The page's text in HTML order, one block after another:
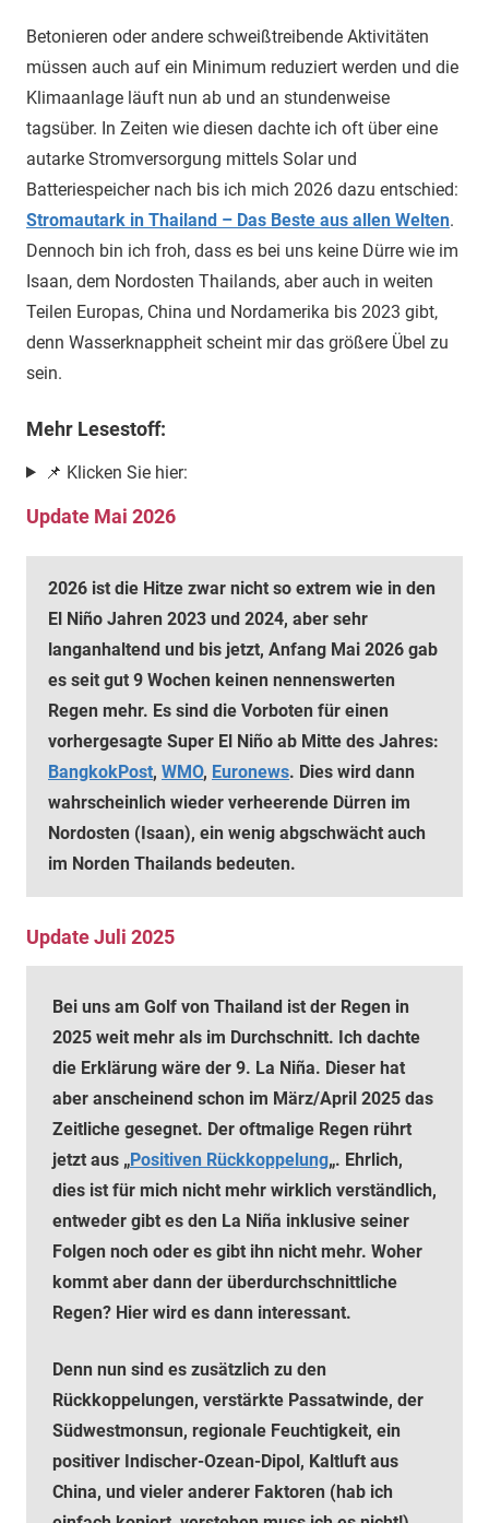
Betonieren oder andere schweißtreibende Aktivitäten
müssen auch auf ein Minimum reduziert werden und die
Klimaanlage läuft nun ab und an stundenweise
tagsüber. In Zeiten wie diesen dachte ich oft über eine
autarke Stromversorgung mittels Solar und
Batteriespeicher nach bis ich mich 2026 dazu entschied:
Stromautark in Thailand – Das Beste aus allen Welten.
Dennoch bin ich froh, dass es bei uns keine Dürre wie im
Isaan, dem Nordosten Thailands, aber auch in weiten
Teilen Europas, China und Nordamerika bis 2023 gibt,
denn Wasserknappheit scheint mir das größere Übel zu
sein.
Mehr Lesestoff:
📌 Klicken Sie hier:
Update Mai 2026
2026 ist die Hitze zwar nicht so extrem wie in den
El Niño Jahren 2023 und 2024, aber sehr
langanhaltend und bis jetzt, Anfang Mai 2026 gab
es seit gut 9 Wochen keinen nennenswerten
Regen mehr. Es sind die Vorboten für einen
vorhergesagte Super El Niño ab Mitte des Jahres:
BangkokPost, WMO, Euronews. Dies wird dann
wahrscheinlich wieder verheerende Dürren im
Nordosten (Isaan), ein wenig abgschwächt auch
im Norden Thailands bedeuten.
Update Juli 2025
Bei uns am Golf von Thailand ist der Regen in
2025 weit mehr als im Durchschnitt. Ich dachte
die Erklärung wäre der 9. La Niña. Dieser hat
aber anscheinend schon im März/April 2025 das
Zeitliche gesegnet. Der oftmalige Regen rührt
jetzt aus „Positiven Rückkoppelung„. Ehrlich,
dies ist für mich nicht mehr wirklich verständlich,
entweder gibt es den La Niña inklusive seiner
Folgen noch oder es gibt ihn nicht mehr. Woher
kommt aber dann der überdurchschnittliche
Regen? Hier wird es dann interessant.
Denn nun sind es zusätzlich zu den
Rückkoppelungen, verstärkte Passatwinde, der
Südwestmonsun, regionale Feuchtigkeit, ein
positiver Indischer-Ozean-Dipol, Kaltluft aus
China, und vieler anderer Faktoren (hab ich